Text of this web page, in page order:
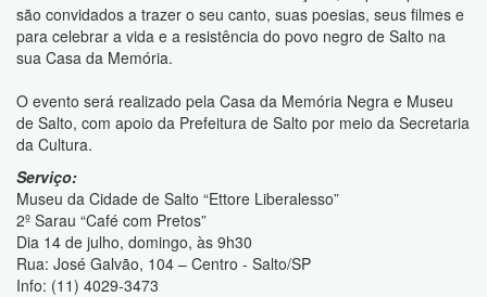
são convidados a trazer o seu canto, suas poesias, seus filmes e
para celebrar a vida e a resistência do povo negro de Salto na
sua Casa da Memória.
O evento será realizado pela Casa da Memória Negra e Museu
de Salto, com apoio da Prefeitura de Salto por meio da Secretaria
da Cultura.
Serviço:
Museu da Cidade de Salto “Ettore Liberalesso”
2º Sarau “Café com Pretos”
Dia 14 de julho, domingo, às 9h30
Rua: José Galvão, 104 – Centro - Salto/SP
Info: (11) 4029-3473